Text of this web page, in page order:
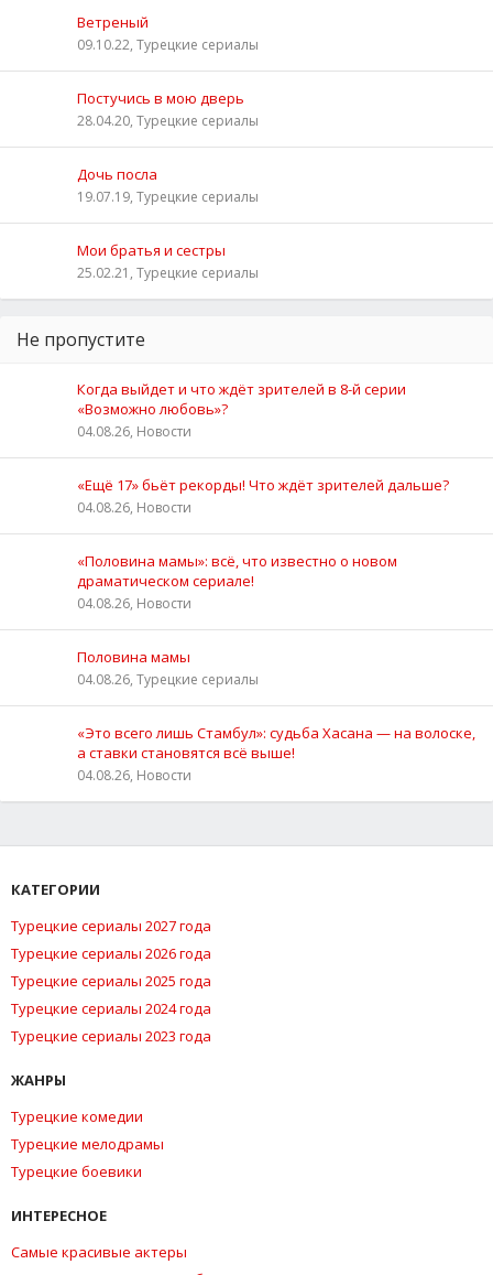
Ветреный
09.10.22, Турецкие сериалы
Постучись в мою дверь
28.04.20, Турецкие сериалы
Дочь посла
19.07.19, Турецкие сериалы
Мои братья и сестры
25.02.21, Турецкие сериалы
Не пропустите
Когда выйдет и что ждёт зрителей в 8-й серии
«Возможно любовь»?
04.08.26, Новости
«Ещё 17» бьёт рекорды! Что ждёт зрителей дальше?
04.08.26, Новости
«Половина мамы»: всё, что известно о новом
драматическом сериале!
04.08.26, Новости
Половина мамы
04.08.26, Турецкие сериалы
«Это всего лишь Стамбул»: судьба Хасана — на волоске,
а ставки становятся всё выше!
04.08.26, Новости
КАТЕГОРИИ
Турецкие сериалы 2027 года
Турецкие сериалы 2026 года
Турецкие сериалы 2025 года
Турецкие сериалы 2024 года
Турецкие сериалы 2023 года
ЖАНРЫ
Турецкие комедии
Турецкие мелодрамы
Турецкие боевики
ИНТЕРЕСНОЕ
Самые красивые актеры